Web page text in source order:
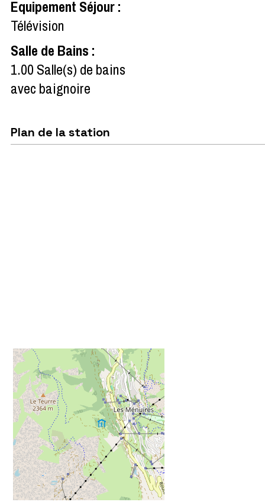
Equipement Séjour:
Télévision
Salle de Bains :
1.00 Salle(s) de bains
avec baignoire
Plan de la station